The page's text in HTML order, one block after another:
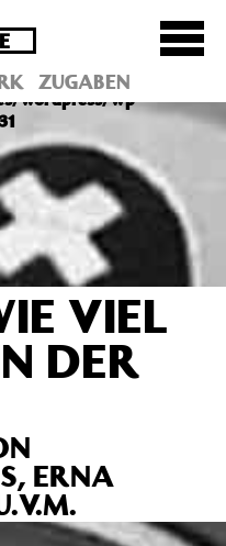
ist seit
wordpress/wp-
ZUGABEN
VIEL
DER
ERNA